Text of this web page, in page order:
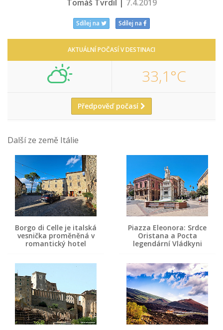
Tomáš Tvrdil | 7.4.2019
Sdílej na Sdílej na
AKTUÁLNÍ POČASÍ V DESTINACI
33,1°C
Předpověď počasí
Další ze země Itálie
Borgo di Celle je italská
vesnička proměněná v
romantický hotel
Piazza Eleonora: Srdce
Oristana a Pocta
legendární Vládkyni